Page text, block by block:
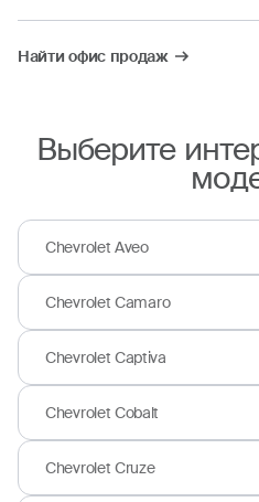
Найти офис продаж
Выберите
Chevrolet Aveo
Chevrolet Camaro
Chevrolet Captiva
Chevrolet Cobalt
Chevrolet Cruze